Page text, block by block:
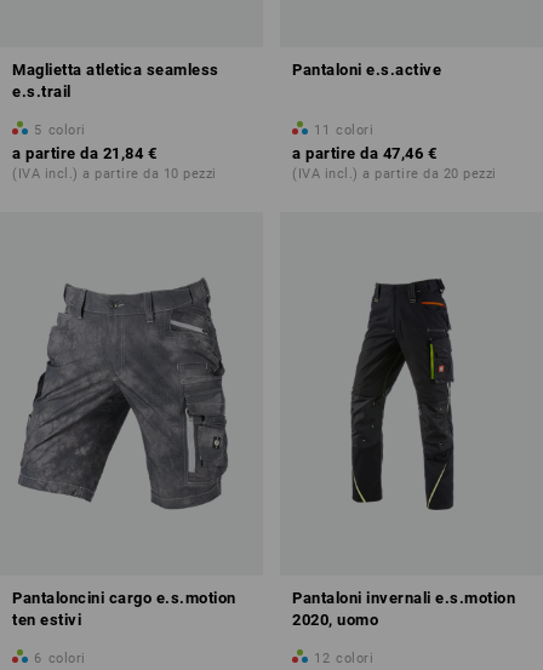
Maglietta atletica seamless
e.s.trail
5 colori
a partire da 21,84 €
(IVA incl.) a partire da 10 pezzi
Pantaloni e.s.active
11 colori
a partire da 47,46 €
(IVA incl.) a partire da 20 pezzi
Pantaloncini cargo e.s.motion
ten estivi
6 colori
Pantaloni invernali e.s.motion
2020, uomo
12 colori